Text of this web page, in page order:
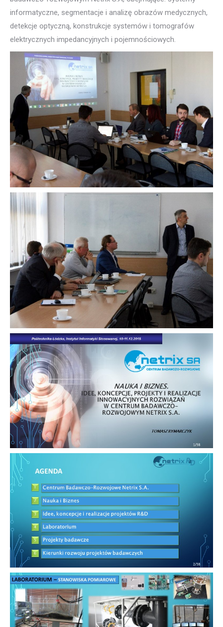
informatyczne, segmentacje i analizę obrazów medycznych,
detekcje optyczną, konstrukcje systemów i tomografów
elektrycznych impedancyjnych i pojemnościowych.